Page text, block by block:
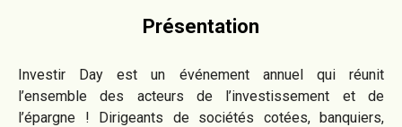
Présentation
Investir Day est un événement annuel qui réunit
l’ensemble des acteurs de l’investissement et de
l’épargne ! Dirigeants de sociétés cotées, banquiers,